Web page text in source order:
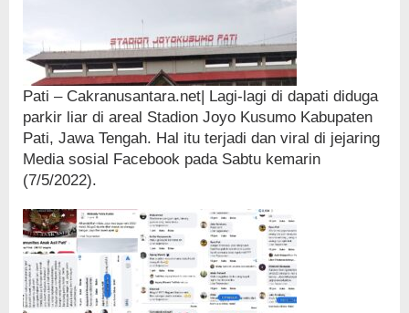
Pati – Cakranusantara.net| Lagi-lagi di dapati diduga
parkir liar di areal Stadion Joyo Kusumo Kabupaten
Pati, Jawa Tengah. Hal itu terjadi dan viral di jejaring
Media sosial Facebook pada Sabtu kemarin
(7/5/2022).